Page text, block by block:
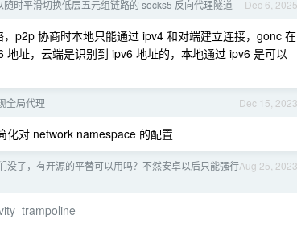
Dec 6, 2025
时平滑切换低层五元组链路的 socks5 反向代理隧道
p2p 协商时本地只能通过 ipv4 和对端建立连接，gonc 在
址，云端是识别到 ipv6 地址的，本地通过 ipv6 是可以
Dec 15, 2023
全局代理
对 network namespace 的配置
Aug 25, 2023
没了，有开源的平替可以用吗？不然安卓以后只能强行